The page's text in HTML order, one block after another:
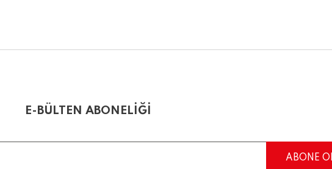
E-BÜLTEN ABONELİĞİ